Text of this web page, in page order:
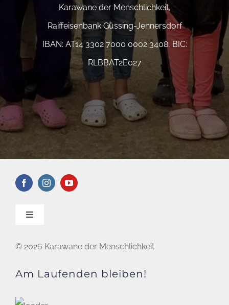
Karawane der Menschlichkeit,
Raiffeisenbank Güssing-Jennersdorf
IBAN: AT14 3302 7000 0002 3408, BIC:
RLBBAT2E027
Toggle
KONTAKT
DATENSCHUTZ
© 2026 Karawane der Menschlichkeit
Am Laufenden bleiben!